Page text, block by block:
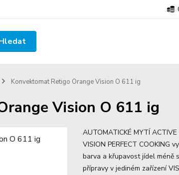
Konvektomat Retigo Orange Vision O 611 ig
Vision O 611 ig
AUTOMATICKÉ MYTÍ
VISION PERFECT COOKING
barva a křupavost jídel méně
přípravy v jediném zařízení